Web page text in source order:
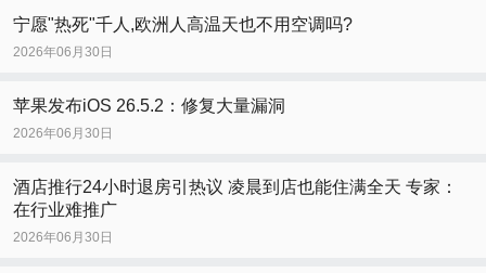
宁愿"热死"千人,欧洲人高温天也不用空调吗?
2026年06月30日
苹果发布iOS 26.5.2：修复大量漏洞
2026年06月30日
酒店推行24小时退房引热议 凌晨到店也能住满全天 专家：
在行业难推广
2026年06月30日